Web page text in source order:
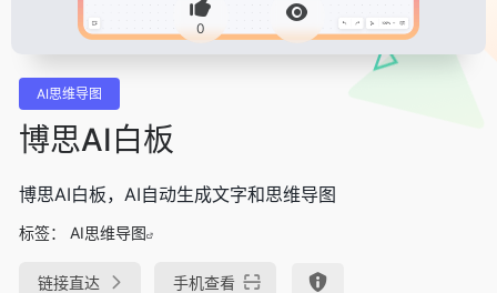
0
AI思维导图
博思AI白板
博思AI白板，AI自动生成文字和思维导图
标签： AI思维导图
链接直达 手机查看